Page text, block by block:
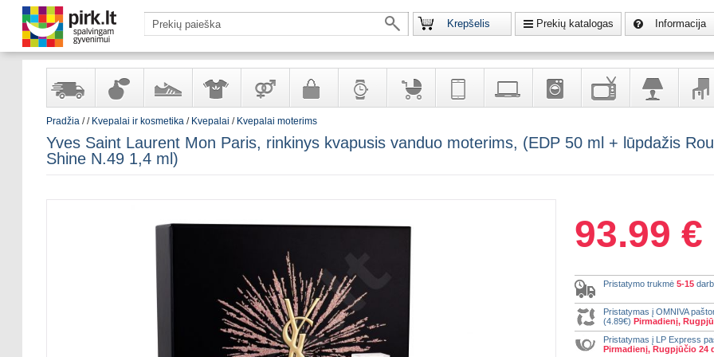
Krepšelis Prekių katalogas Informacija
sandėlyje
ir
kosmetika
ir
suaugusiems
ir
vaikamsnavigacija
priemonės
technikatechnikakita
elektronika
Pradžia// Kvepalai ir kosmetika/ Kvepalai / Kvepalai moterims
Yves Saint Laurent Mon Paris, rinkinys kvapusis vanduo moterims, (EDP 50 ml + lūpdažis
Shine N.49 1,4 ml)
93.99 €
Pristatymo trukmė 5-15
Pristatymas į OMNIVA
(4.89€) Pirmadienį,
Pristatymas į LP Express
Pirmadienį, Rugpjūčio 24